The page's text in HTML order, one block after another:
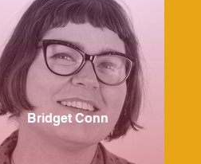
Bridget Conn